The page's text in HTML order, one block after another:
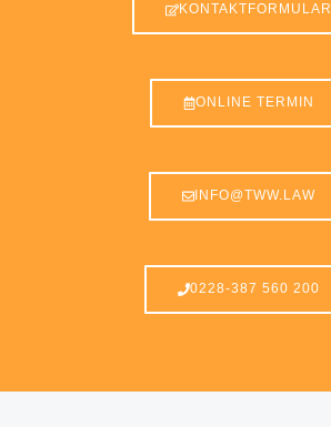
KONTAKTFORMULAR
ONLINE TERMIN
INFO@TWW.LAW
0228-387 560 200